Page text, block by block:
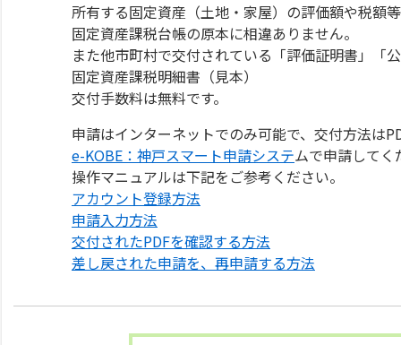
所有する固定資産（土地・家屋）の評価額や税額
固定資産課税台帳の原本に相違ありません。
また他市町村で交付されている「評価証明書」「
固定資産課税明細書（見本）
交付手数料は無料です。
申請はインターネットでのみ可能で、交付方法は
e-KOBE：神戸スマート申請システムで申請してく
操作マニュアルは下記をご参考ください。
アカウント登録方法
申請入力方法
交付されたPDFを確認する方法
差し戻された申請を、再申請する方法